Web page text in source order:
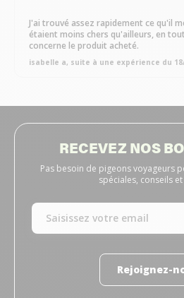
J'ai trouvé assez rapidement ce qu'il
étaient moins chers qu'ailleurs, en
concerne le produit acheté.
isabelle a, suite à une expérience du
RECEVEZ NOS
Pas besoin de pigeons voyageurs
spéciales, conseils
Rejoignez-